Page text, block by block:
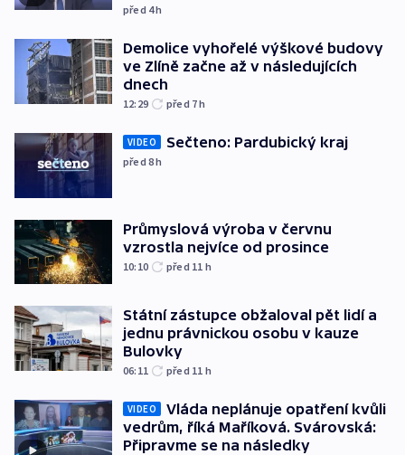
před 4h
Demolice vyhořelé výškové budovy
ve Zlíně začne až v následujících
dnech
12:29 před 7h
VIDEO Sečteno: Pardubický kraj
před 8h
Průmyslová výroba v červnu
vzrostla nejvíce od prosince
10:10 před 11 h
Státní zástupce obžaloval pět lidí a
jednu právnickou osobu v kauze
Bulovky
06:11 před 11 h
VIDEO
Vláda neplánuje opatření kvůli
vedrům, říká Maříková. Svárovská:
Připravme se na následky